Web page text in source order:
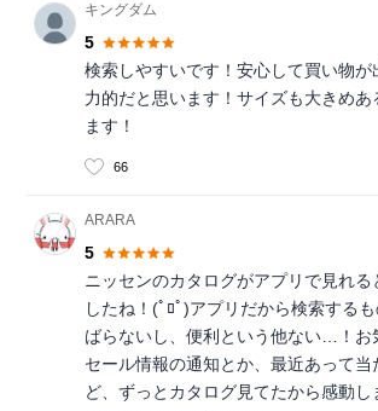
キングダム
5
検索しやすいです！安心して買い物が
力的だと思います！サイズも大きめ
ます！
66
ARARA
5
ニッセンのカタログがアプリで見れる
したね！(ﾟﾛﾟ)アプリだから検索する
ばらないし、便利という他ない…！お
セール情報の通知とか、最近あって当
ど、ずっとカタログ見てたから感動し